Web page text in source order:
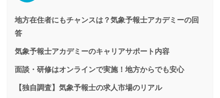
地方在住者にもチャンスは？気象予報士アカデミーの回
答
気象予報士アカデミーのキャリアサポート内容
面談・研修はオンラインで実施！地方からでも安心
【独自調査】気象予報士の求人市場のリアル